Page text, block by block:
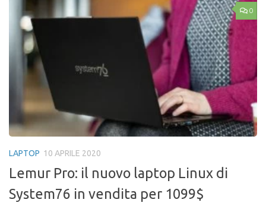
0
LAPTOP 10 APRILE 2020
Lemur Pro: il nuovo laptop Linux di
System76 in vendita per 1099$